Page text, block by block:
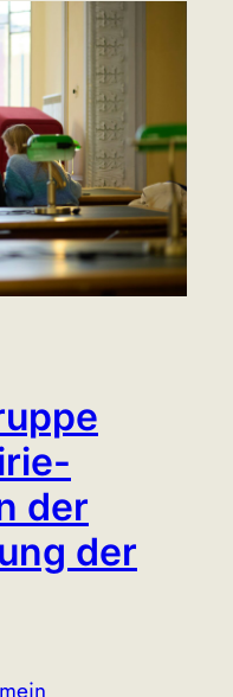
der
der